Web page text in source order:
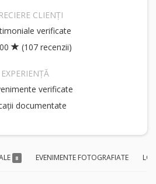
CLIENȚI
verificate
(107 recenzii)
EXPERIENȚĂ
verificate
documentate
8 EVENIMENTE FOTOGRAFIATE